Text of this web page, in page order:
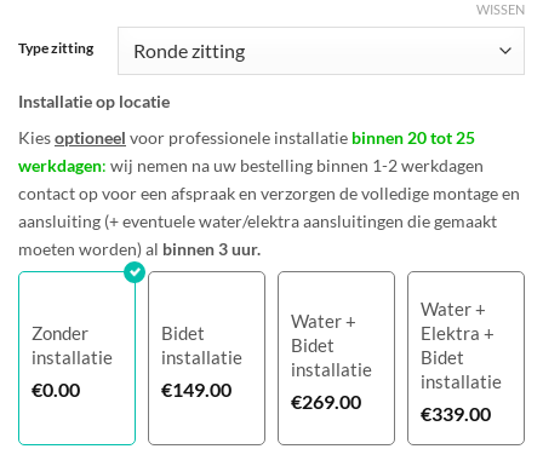
Type zitting
WISSEN
Installatie op locatie
Kiesoptioneel voor professionele installatie binnen 20 tot 25
werkdagen: wij nemen na uw bestelling binnen 1-2 werkdagen
contact op voor een afspraak en verzorgen de volledige montage en
aansluiting (+ eventuele water/elektra aansluitingen die gemaakt
moeten worden) al binnen 3 uur.
Zonder
installatie
€0.00
Bidet
installatie
€149.00
Water +
Bidet
installatie
€269.00
Water +
Elektra +
Bidet
installatie
€339.00